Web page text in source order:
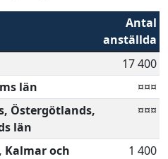
Antal
anställda
17 400
län
¤¤¤
Östergötlands,
län
¤¤¤
Kalmar och
1 400